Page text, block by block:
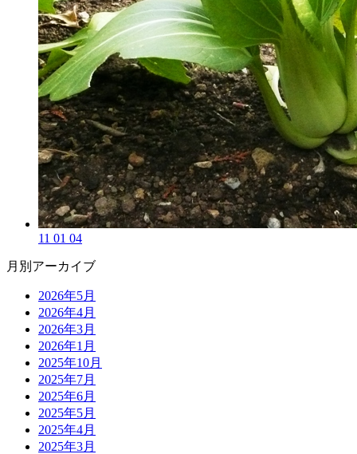
11 01 04
月別アーカイブ
2026年5月
2026年4月
2026年3月
2026年1月
2025年10月
2025年7月
2025年6月
2025年5月
2025年4月
2025年3月